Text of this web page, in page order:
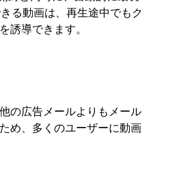
る動画は、再生途中でもク
誘導できます。
の広告メールよりもメール
め、多くのユーザーに動画